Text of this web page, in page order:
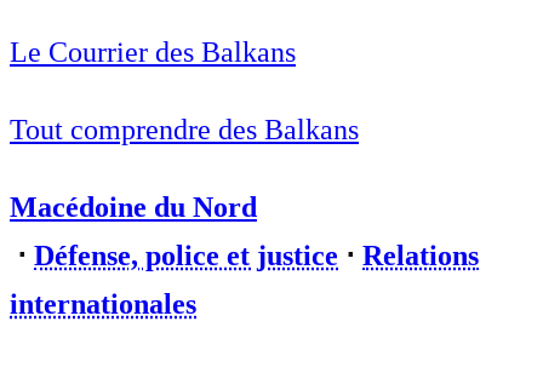
Le Courrier des Balkans
Tout comprendre des Balkans
Macédoine du Nord
⋅ Défense, police et justice ⋅ Relations
internationales